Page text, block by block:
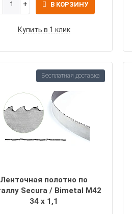
В КОРЗИНУ
Купить в 1 клик
Ленточная полотно по
Secura / Bimetal M42
34 х 1,1
Бесплатная доставка